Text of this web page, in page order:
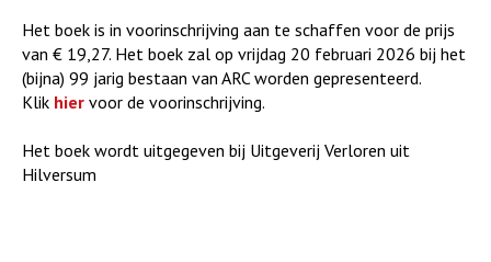
Het boek is in voorinschrijving aan te schaffen voor de prijs
van € 19,27. Het boek zal op vrijdag 20 februari 2026 bij het
(bijna) 99 jarig bestaan van ARC worden gepresenteerd.
Klik hier voor de voorinschrijving.
Het boek wordt uitgegeven bij Uitgeverij Verloren uit
Hilversum